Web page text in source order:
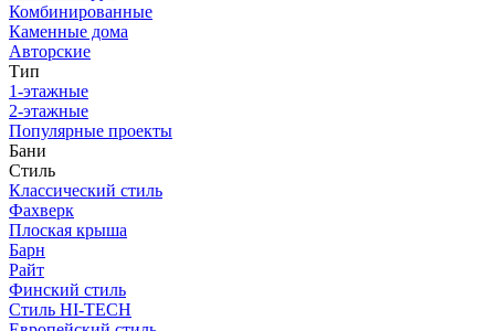
Комбинированные
Каменные дома
Авторские
Тип
1-этажные
2-этажные
Популярные проекты
Бани
Стиль
Классический стиль
Фахверк
Плоская крыша
Барн
Райт
Финский стиль
Стиль HI-TECH